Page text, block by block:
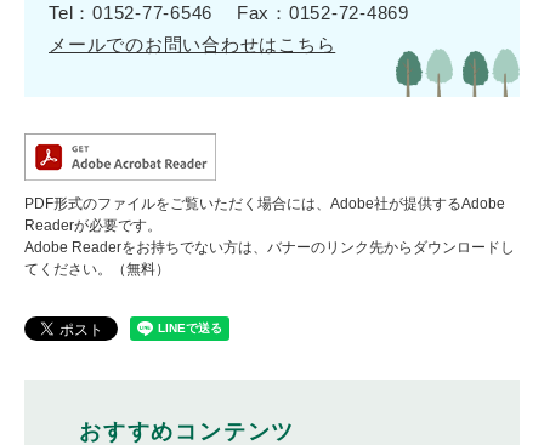
Tel：0152-77-6546
Fax：0152-72-4869
メールでのお問い合わせはこちら
PDF形式のファイルをご覧いただく場合には、Adobe社が提供するAdobe
Readerが必要です。
Adobe Readerをお持ちでない方は、バナーのリンク先からダウンロードし
てください。（無料）
おすすめコンテンツ